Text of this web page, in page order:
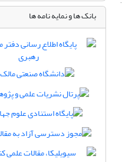
بانک ها و نمایه نامه ها